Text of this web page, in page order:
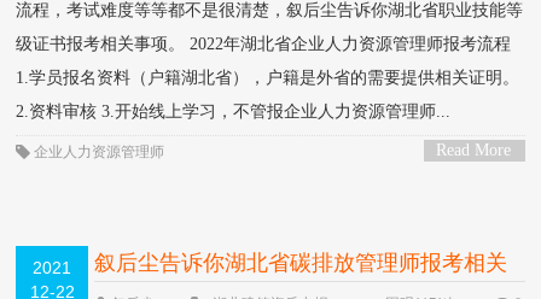
流程，考试难度等等都不是很清楚，叙后尘告诉你湖北省职业技能等
级证书报考相关事项。 2022年湖北省企业人力资源管理师报考流程
1.学员报名资料（户籍湖北省），户籍是外省的需要提供相关证明。
2.资料审核 3.开始线上学习，不管报企业人力资源管理师...
Read More
企业人力资源管理师
2021
12-22
叙后尘告诉你湖北省碳排放管理师报考相关